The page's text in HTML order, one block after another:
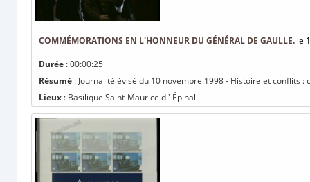
COMMÉMORATIONS EN L'HONNEUR DU GÉNÉRAL DE GAULLE. le
Durée : 00:00:25
Résumé : Journal télévisé du 10 novembre 1998 - Histoire et conflits
Lieux : Basilique Saint-Maurice d ' Épinal